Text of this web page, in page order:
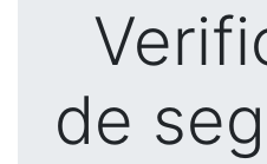
de